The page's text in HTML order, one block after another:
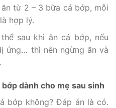
từ 2 – 3 bữa cá bớp, mỗi
hợp lý.
sau khi ăn cá bớp, nếu
ứng… thì nên ngừng ăn và
dành cho mẹ sau sinh
bớp không? Đáp án là có.